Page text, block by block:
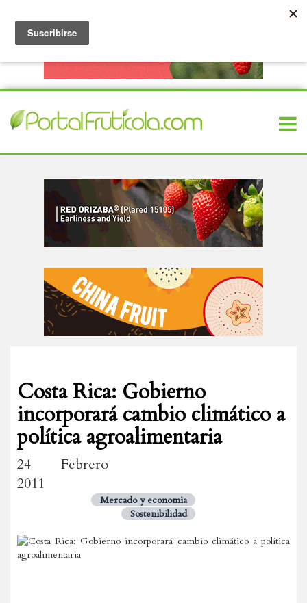
Costa Rica: Gobierno
incorporará cambio climático a
política agroalimentaria
24 Febrero
2011
Mercado y economia
Sostenibilidad